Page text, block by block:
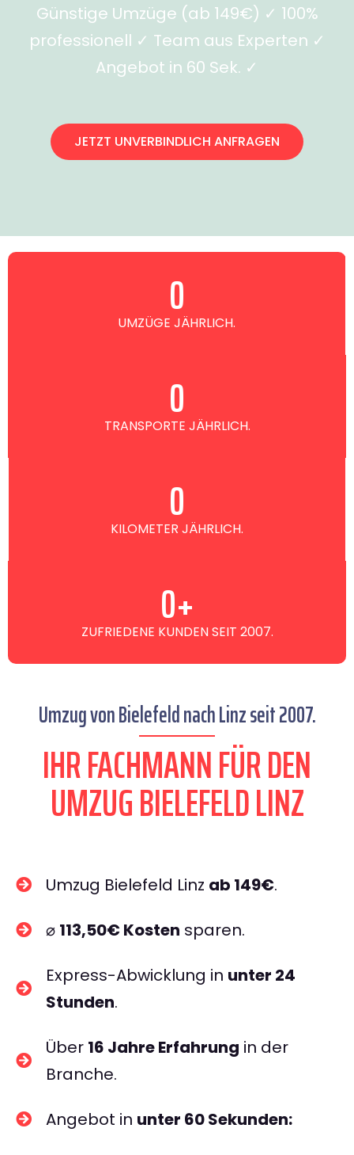
Günstige Umzüge (ab 149€) ✓ 100%
professionell ✓ Team aus Experten ✓
Angebot in 60 Sek. ✓
JETZT UNVERBINDLICH ANFRAGEN
UMZÜGE JÄHRLICH.
0
TRANSPORTE JÄHRLICH.
0
KILOMETER JÄHRLICH.
0
ZUFRIEDENE KUNDEN SEIT 2007.
0+
Umzug von Bielefeld nach Linz seit 2007.
IHR FACHMANN FÜR DEN
UMZUG BIELEFELD LINZ
Umzug Bielefeld Linz ab 149€.
⌀ 113,50€ Kosten sparen.
Express-Abwicklung in unter 24
Stunden.
Über 16 Jahre Erfahrung in der
Branche.
Angebot in unter 60 Sekunden: